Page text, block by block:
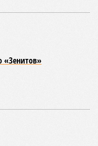
«Зенитов»